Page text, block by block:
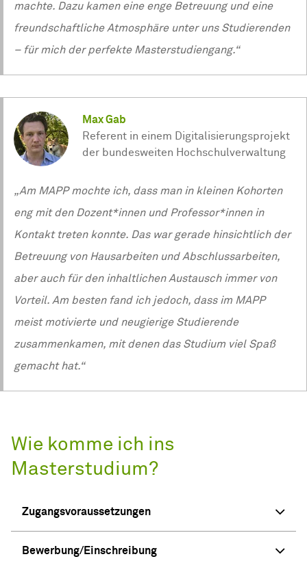
machte. Dazu kamen eine enge Betreuung und eine
freundschaftliche Atmosphäre unter uns Studierenden
– für mich der perfekte Masterstudiengang.“
Max Gab
Referent in einem Digitalisierungsprojekt
der bundesweiten Hochschulverwaltung
„Am MAPP mochte ich, dass man in kleinen Kohorten
eng mit den Dozent*innen und Professor*innen in
Kontakt treten konnte. Das war gerade hinsichtlich der
Betreuung von Hausarbeiten und Abschlussarbeiten,
aber auch für den inhaltlichen Austausch immer von
Vorteil. Am besten fand ich jedoch, dass im MAPP
meist motivierte und neugierige Studierende
zusammenkamen, mit denen das Studium viel Spaß
gemacht hat.“
Wie komme ich ins
Masterstudium?
Zugangsvoraussetzungen
Bewerbung/Einschreibung